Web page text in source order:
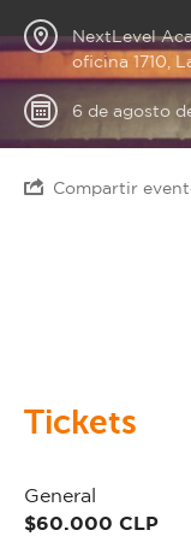
NextLevel
oficina 1710,
6 de agosto
Compartir
Tickets
General
$60.000 CLP